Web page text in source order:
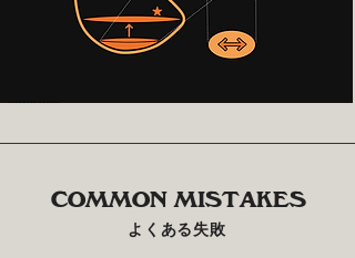
COMMON MISTAKES
よくある失敗